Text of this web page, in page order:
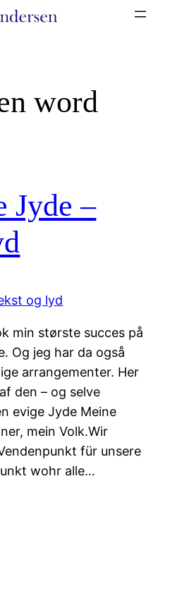
word
Jyde –
min største succes på
Og jeg har da også
arrangementer. Her
den – og selve
evige Jyde Meine
mein Volk.Wir
für unsere
wohr alle…